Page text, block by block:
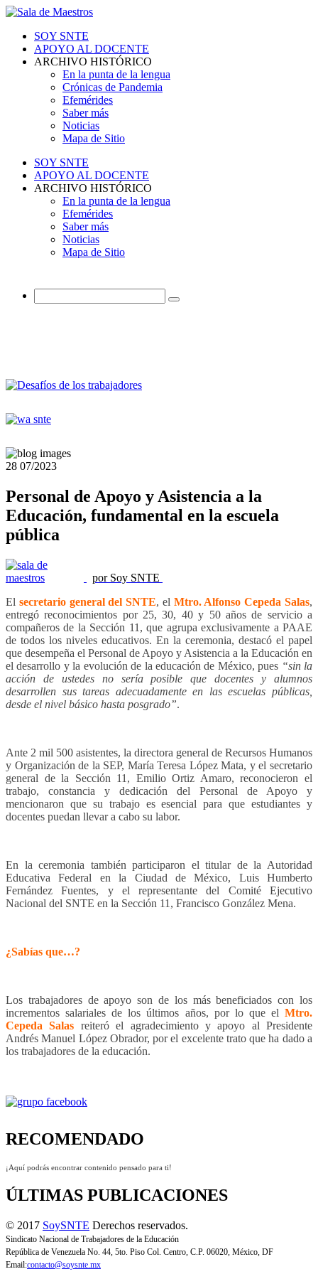
SOY SNTE
APOYO AL DOCENTE
ARCHIVO HISTÓRICO
En la punta de la lengua
Crónicas de Pandemia
Efemérides
Saber más
Noticias
Mapa de Sitio
SOY SNTE
APOYO AL DOCENTE
ARCHIVO HISTÓRICO
En la punta de la lengua
Efemérides
Saber más
Noticias
Mapa de Sitio
28 07/2023
Personal de Apoyo y Asistencia a la
Educación, fundamental en la escuela
pública
por Soy SNTE
El secretario general del SNTE, el Mtro. Alfonso Cepeda Salas,
entregó reconocimientos por 25, 30, 40 y 50 años de servicio a
compañeros de la Sección 11, que agrupa exclusivamente a PAAE
de todos los niveles educativos. En la ceremonia, destacó el papel
que desempeña el Personal de Apoyo y Asistencia a la Educación en
el desarrollo y la evolución de la educación de México, pues “sin la
acción de ustedes no sería posible que docentes y alumnos
desarrollen sus tareas adecuadamente en las escuelas públicas,
desde el nivel básico hasta posgrado”.
Ante 2 mil 500 asistentes, la directora general de Recursos Humanos
y Organización de la SEP, María Teresa López Mata, y el secretario
general de la Sección 11, Emilio Ortiz Amaro, reconocieron el
trabajo, constancia y dedicación del Personal de Apoyo y
mencionaron que su trabajo es esencial para que estudiantes y
docentes puedan llevar a cabo su labor.
En la ceremonia también participaron el titular de la Autoridad
Educativa Federal en la Ciudad de México, Luis Humberto
Fernández Fuentes, y el representante del Comité Ejecutivo
Nacional del SNTE en la Sección 11, Francisco González Mena.
¿Sabías que…?
Los trabajadores de apoyo son de los más beneficiados con los
incrementos salariales de los últimos años, por lo que el Mtro.
Cepeda Salas reiteró el agradecimiento y apoyo al Presidente
Andrés Manuel López Obrador, por el excelente trato que ha dado a
los trabajadores de la educación.
RECOMENDADO
¡Aquí podrás encontrar contenido pensado para ti!
ÚLTIMAS PUBLICACIONES
© 2017 SoySNTE Derechos reservados.
Sindicato Nacional de Trabajadores de la Educación
República de Venezuela No. 44, 5to. Piso Col. Centro, C.P. 06020, México, DF
Email:contacto@soysnte.mx